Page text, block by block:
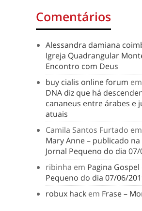
Comentários
Alessandra damiana
Igreja Quadrangular
Encontro com Deus
buy cialis online forum em
DNA diz que há
cananeus entre árabes e
atuais
Camila Santos Furtado em
Mary Anne – publicado na
Jornal Pequeno do dia
ribinha em Pagina Gospel
Pequeno do dia 07/06/
robux hack em Frase –